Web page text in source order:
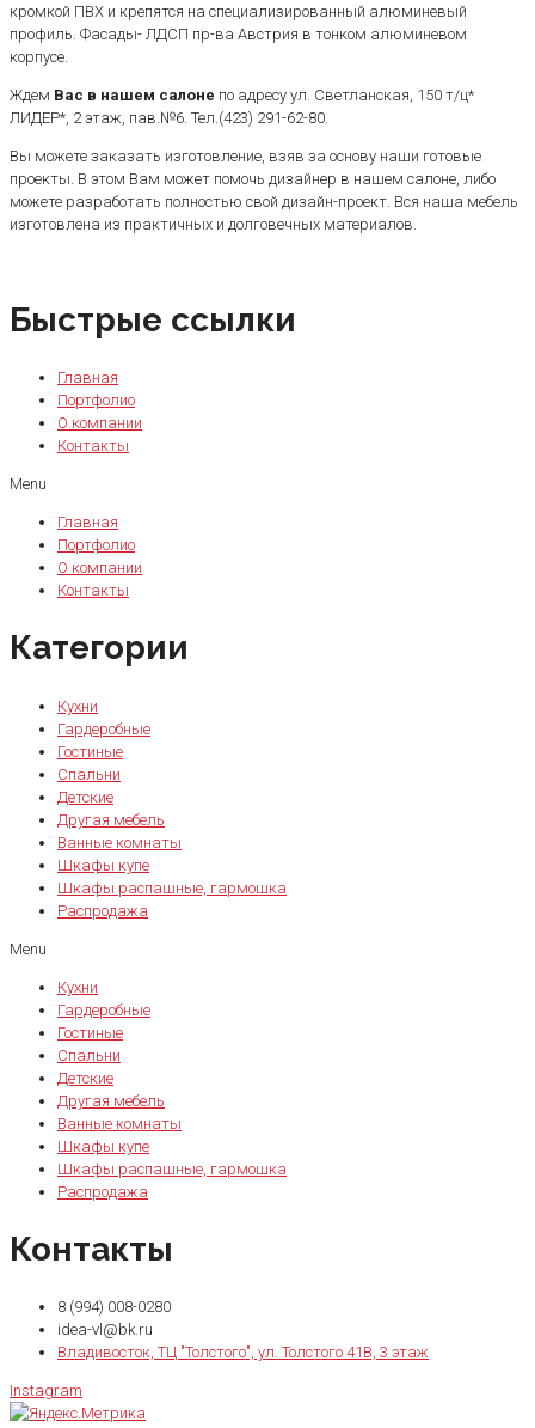
кромкой ПВХ и крепятся на специализированный алюминевый
профиль. Фасады- ЛДСП пр-ва Австрия в тонком алюминевом
корпусе.
Ждем Вас в нашем салоне по адресу ул. Светланская, 150 т/ц*
ЛИДЕР*, 2 этаж, пав.№6. Тел.(423) 291-62-80.
Вы можете заказать изготовление, взяв за основу наши готовые
проекты. В этом Вам может помочь дизайнер в нашем салоне, либо
можете разработать полностью свой дизайн-проект. Вся наша мебель
изготовлена из практичных и долговечных материалов.
Быстрые ссылки
Главная
Портфолио
О компании
Контакты
Menu
Главная
Портфолио
О компании
Контакты
Категории
Кухни
Гардеробные
Гостиные
Спальни
Детские
Другая мебель
Ванные комнаты
Шкафы купе
Шкафы распашные, гармошка
Распродажа
Menu
Кухни
Гардеробные
Гостиные
Спальни
Детские
Другая мебель
Ванные комнаты
Шкафы купе
Шкафы распашные, гармошка
Распродажа
Контакты
8 (994) 008-0280
idea-vl@bk.ru
Владивосток, ТЦ "Толстого", ул. Толстого 41В, 3 этаж
Instagram